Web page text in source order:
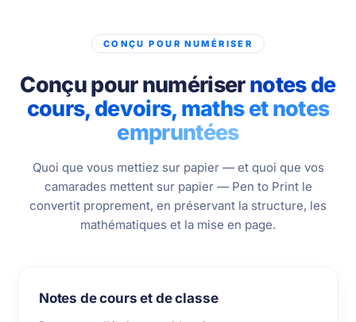
CONÇU POUR NUMÉRISER
Conçu pour numérisernotes de
cours, devoirs, maths et notes
empruntées
Quoi que vous mettiez sur papier — et quoi que vos
camarades mettent sur papier — Pen to Print le
convertit proprement, en préservant la structure, les
mathématiques et la mise en page.
Notes de cours et de classe